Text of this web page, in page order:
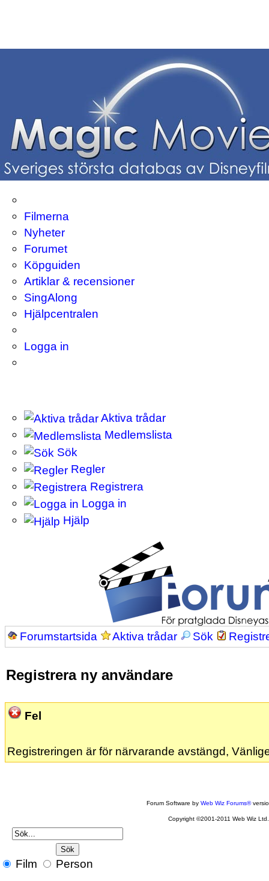
Filmerna
Nyheter
Forumet
Köpguiden
Artiklar & recensioner
SingAlong
Hjälpcentralen
Logga in
Aktiva trådar
Medlemslista
Sök
Regler
Registrera
Logga in
Hjälp
Forumstartsida Aktiva trådar Sök
Registrera ny användare
Fel
Registreringen är för närvarande avstängd,
Forum Software byWeb Wiz Forums®
Copyright ©2001-2011 Web Wiz Ltd.
Film Person